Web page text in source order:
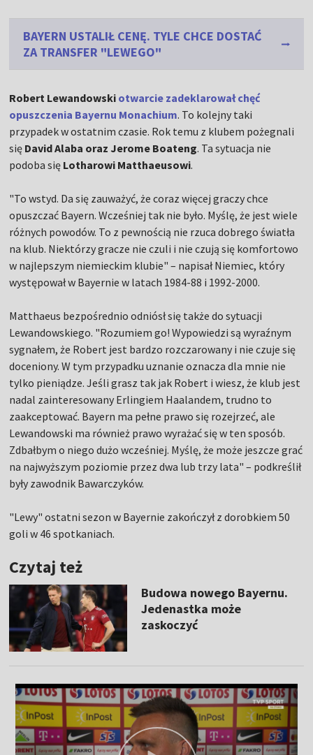
BAYERN USTALIŁ CENĘ. TYLE CHCE DOSTAĆ
ZA TRANSFER "LEWEGO"
Robert Lewandowski otwarcie zadeklarował chęć
opuszczenia Bayernu Monachium. To kolejny taki
przypadek w ostatnim czasie. Rok temu z klubem pożegnali
się David Alaba oraz Jerome Boateng. Ta sytuacja nie
podoba się Lotharowi Matthaeusowi.
"To wstyd. Da się zauważyć, że coraz więcej graczy chce
opuszczać Bayern. Wcześniej tak nie było. Myślę, że jest wiele
różnych powodów. To z pewnością nie rzuca dobrego światła
na klub. Niektórzy gracze nie czuli i nie czują się komfortowo
w najlepszym niemieckim klubie" – napisał Niemiec, który
występował w Bayernie w latach 1984-88 i 1992-2000.
Matthaeus bezpośrednio odniósł się także do sytuacji
Lewandowskiego. "Rozumiem go! Wypowiedzi są wyraźnym
sygnałem, że Robert jest bardzo rozczarowany i nie czuje się
doceniony. W tym przypadku uznanie oznacza dla mnie nie
tylko pieniądze. Jeśli grasz tak jak Robert i wiesz, że klub jest
nadal zainteresowany Erlingiem Haalandem, trudno to
zaakceptować. Bayern ma pełne prawo się rozejrzeć, ale
Lewandowski ma również prawo wyrażać się w ten sposób.
Zdbałbym o niego dużo wcześniej. Myślę, że może jeszcze grać
na najwyższym poziomie przez dwa lub trzy lata" – podkreślił
były zawodnik Bawarczyków.
"Lewy" ostatni sezon w Bayernie zakończył z dorobkiem 50
goli w 46 spotkaniach.
Czytaj też
Budowa nowego Bayernu.
Jedenastka może
zaskoczyć